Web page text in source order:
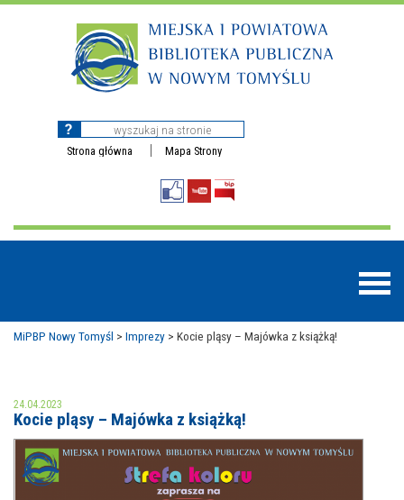
Strona główna Mapa Strony
MOJE KONTO
AKTUALNOŚCI
MiPBP Nowy Tomyśl > Imprezy > Kocie pląsy – Majówka z książką!
24.04.2023
Kocie pląsy – Majówka z książką!